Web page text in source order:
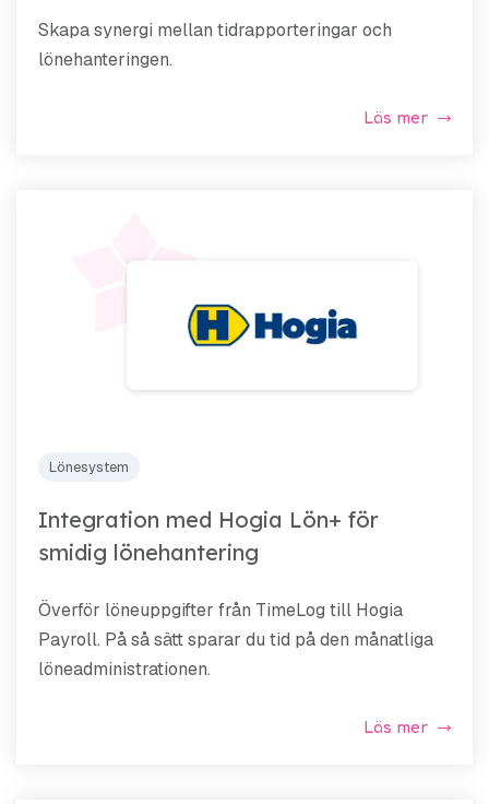
Skapa synergi mellan tidrapporteringar och
lönehanteringen.
Läs mer
Lönesystem
Integration med Hogia Lön+ för
smidig lönehantering
Överför löneuppgifter från TimeLog till Hogia
Payroll. På så sätt sparar du tid på den månatliga
löneadministrationen.
Läs mer